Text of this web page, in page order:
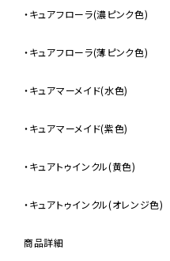
・キュアフローラ(濃ピンク色)
・キュアフローラ(薄ピンク色)
・キュアマーメイド(水色)
・キュアマーメイド(紫色)
・キュアトゥインクル(黄色)
・キュアトゥインクル(オレンジ色)
商品詳細